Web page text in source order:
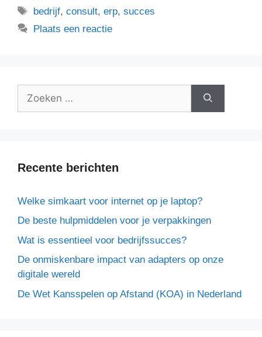
bedrijf,consult,erp,succes
Plaats een reactie
Recente berichten
Welke simkaart voor internet op je laptop?
De beste hulpmiddelen voor je verpakkingen
Wat is essentieel voor bedrijfssucces?
De onmiskenbare impact van adapters op onze
digitale wereld
De Wet Kansspelen op Afstand (KOA) in Nederland